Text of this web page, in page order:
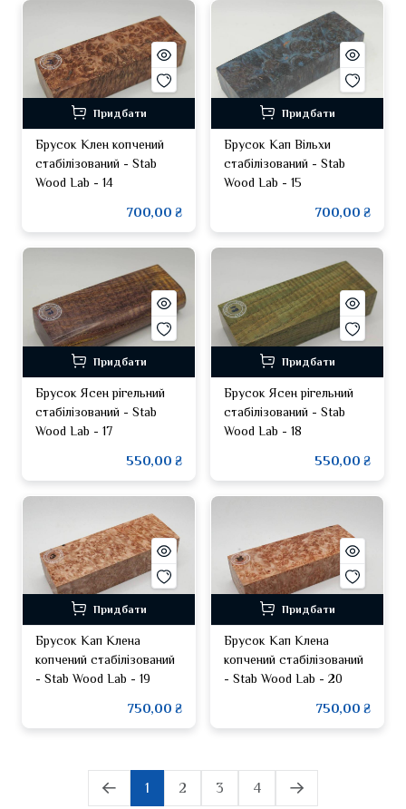
Придбати
Брусок Клен копчений
стабілізований - Stab
Wood Lab - 14
700,00 ₴
Придбати
Брусок Кап Вільхи
стабілізований - Stab
Wood Lab - 15
700,00 ₴
Придбати
Брусок Ясен рігельний
стабілізований - Stab
Wood Lab - 17
550,00 ₴
Придбати
Брусок Ясен рігельний
стабілізований - Stab
Wood Lab - 18
550,00 ₴
Придбати
Брусок Кап Клена
копчений стабілізований
- Stab Wood Lab - 19
750,00 ₴
Придбати
Брусок Кап Клена
копчений стабілізований
- Stab Wood Lab - 20
750,00 ₴
1 2 3 4